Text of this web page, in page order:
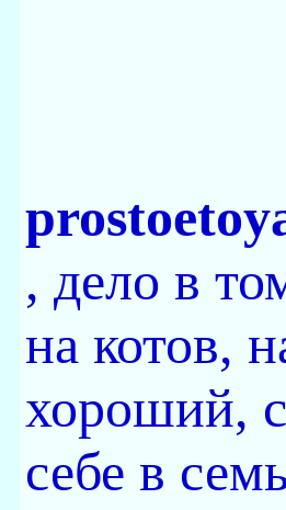
, дело в
на котов,
хороший,
себе в